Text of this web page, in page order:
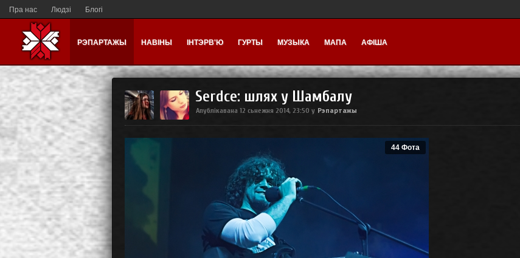
Пра нас Людзі Блогі
РЭПАРТАЖЫ НАВІНЫ ІНТЭРВ'Ю ГУРТЫ МУЗЫКА МАПА АФІША
Serdce: шлях у Шамбалу
Апублікавана 12 сьнежня 2014, 23:50 у Рэпартажы
44 Фота